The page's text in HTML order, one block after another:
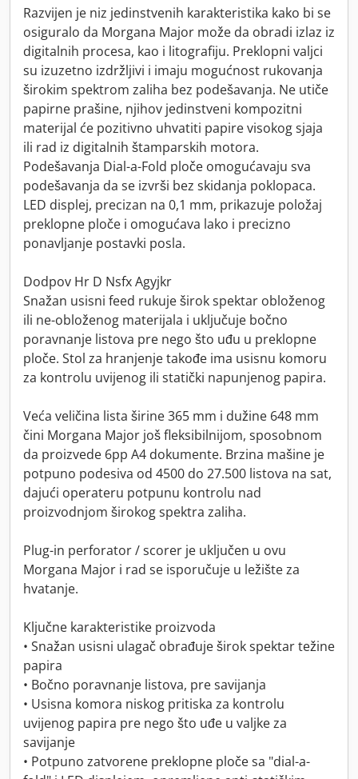
Razvijen je niz jedinstvenih karakteristika kako bi se
osiguralo da Morgana Major može da obradi izlaz iz
digitalnih procesa, kao i litografiju. Preklopni valjci
su izuzetno izdržljivi i imaju mogućnost rukovanja
širokim spektrom zaliha bez podešavanja. Ne utiče
papirne prašine, njihov jedinstveni kompozitni
materijal će pozitivno uhvatiti papire visokog sjaja
ili rad iz digitalnih štamparskih motora.
Podešavanja Dial-a-Fold ploče omogućavaju sva
podešavanja da se izvrši bez skidanja poklopaca.
LED displej, precizan na 0,1 mm, prikazuje položaj
preklopne ploče i omogućava lako i precizno
ponavljanje postavki posla.
Dodpov Hr D Nsfx Agyjkr
Snažan usisni feed rukuje širok spektar obloženog
ili ne-obloženog materijala i uključuje bočno
poravnanje listova pre nego što uđu u preklopne
ploče. Stol za hranjenje takođe ima usisnu komoru
za kontrolu uvijenog ili statički napunjenog papira.
Veća veličina lista širine 365 mm i dužine 648 mm
čini Morgana Major još fleksibilnijom, sposobnom
da proizvede 6pp A4 dokumente. Brzina mašine je
potpuno podesiva od 4500 do 27.500 listova na sat,
dajući operateru potpunu kontrolu nad
proizvodnjom širokog spektra zaliha.
Plug-in perforator / scorer je uključen u ovu
Morgana Major i rad se isporučuje u ležište za
hvatanje.
Ključne karakteristike proizvoda
• Snažan usisni ulagač obrađuje širok spektar težine
papira
• Bočno poravnanje listova, pre savijanja
• Usisna komora niskog pritiska za kontrolu
uvijenog papira pre nego što uđe u valjke za
savijanje
• Potpuno zatvorene preklopne ploče sa "dial-a-